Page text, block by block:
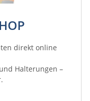
direkt online
Halterungen –